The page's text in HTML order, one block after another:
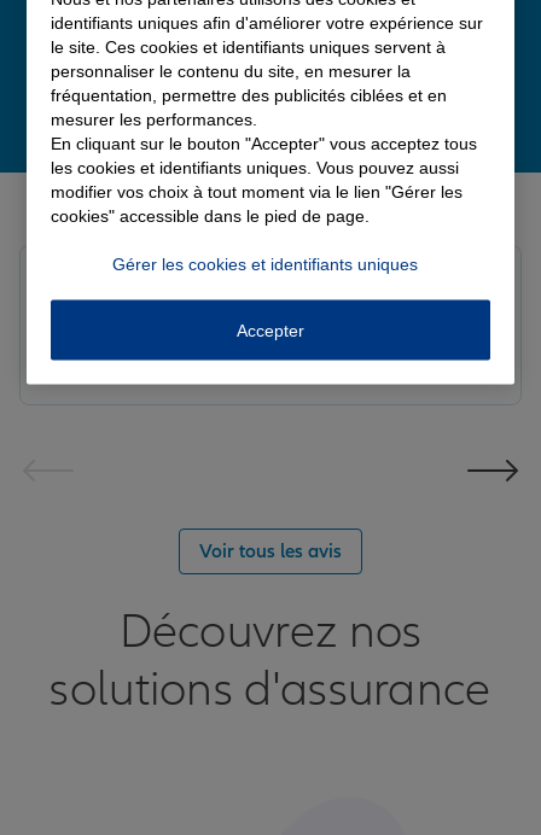
Derniers avis de nos agences Allianz
Note de 5 sur 5
Le 08/08/2026 - Agence PAVILLY
Bon suivi de mon sinistre, merci
Voir tous les avis
Découvrez nos
solutions d'assurance
identifiants uniques afin d'améliorer votre expérience sur
le site. Ces cookies et identifiants uniques servent à
personnaliser le contenu du site, en mesurer la
fréquentation, permettre des publicités ciblées et en
mesurer les performances.
En cliquant sur le bouton "Accepter" vous acceptez tous
les cookies et identifiants uniques. Vous pouvez aussi
modifier vos choix à tout moment via le lien "Gérer les
cookies" accessible dans le pied de page.
Gérer les cookies et identifiants uniques
Accepter